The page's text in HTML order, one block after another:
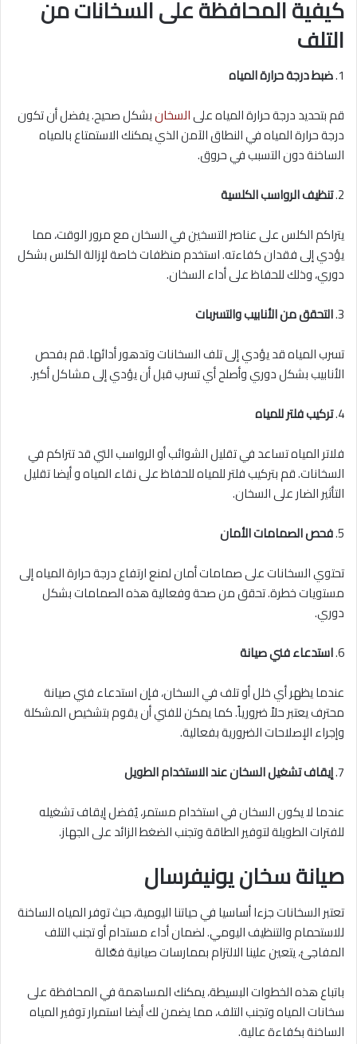
كيفية المحافظة على السخانات من
التلف
1. ضبط درجة حرارة المياه
قم بتحديد درجة حرارة المياه علىالسخانبشكل صحيح. يفضل أن تكون
درجة حرارة المياه في النطاق الآمن الذي يمكنك الاستمتاع بالمياه
الساخنة دون التسبب في حروق.
2. تنظيف الرواسب الكلسية
يتراكم الكلس على عناصر التسخين في السخان مع مرور الوقت، مما
يؤدي إلى فقدان كفاءته. استخدم منظفات خاصة لإزالة الكلس بشكل
دوري، وذلك للحفاظ على أداء السخان.
3. التحقق من الأنابيب والتسربات
تسرب المياه قد يؤدي إلى تلف السخانات وتدهور أدائها. قم بفحص
الأنابيب بشكل دوري وأصلح أي تسرب قبل أن يؤدي إلى مشاكل أكبر.
4. تركيب فلتر للمياه
فلاتر المياه تساعد في تقليل الشوائب أو الرواسب التي قد تتراكم في
السخانات. قم بتركيب فلتر للمياه للحفاظ على نقاء المياه و أيضا تقليل
التأثير الضار على السخان.
5. فحص الصمامات الأمان
تحتوي السخانات على صمامات أمان لمنع ارتفاع درجة حرارة المياه إلى
مستويات خطرة. تحقق من صحة وفعالية هذه الصمامات بشكل
دوري.
6. استدعاء فني صيانة
عندما يظهر أي خلل أو تلف في السخان، فإن استدعاء فني صيانة
محترف يعتبر حلاً ضرورياً. كما يمكن للفني أن يقوم بتشخيص المشكلة
وإجراء الإصلاحات الضرورية بفعالية.
7. إيقاف تشغيل السخان عند الاستخدام الطويل
عندما لا يكون السخان في استخدام مستمر، يُفضل إيقاف تشغيله
للفترات الطويلة لتوفير الطاقة وتجنب الضغط الزائد على الجهاز.
صيانة سخان يونيفرسال
تعتبر السخانات جزءا أساسيا في حياتنا اليومية، حيث توفر المياه الساخنة
للاستحمام والتنظيف اليومي. لضمان أداء مستدام أو تجنب التلف
المفاجئ، يتعين علينا الالتزام بممارسات صيانية فعّالة
باتباع هذه الخطوات البسيطة، يمكنك المساهمة في المحافظة على
سخانات المياه وتجنب التلف، مما يضمن لك أيضا استمرار توفير المياه
الساخنة بكفاءة عالية.